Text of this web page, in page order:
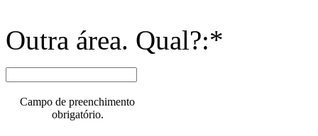
Outra área. Qual?:*
Campo de preenchimento
obrigatório.